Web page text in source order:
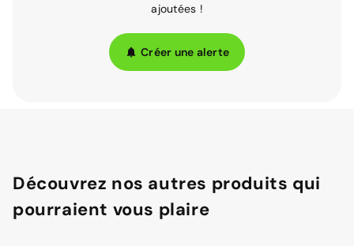
ajoutées !
Créer une alerte
Découvrez nos autres produits qui
pourraient vous plaire